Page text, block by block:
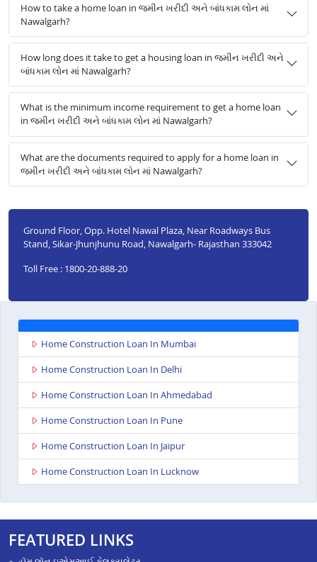
How to take a home loan in જમીન ખરીદી અને બાંધકામ લોન માં
Nawalgarh?
How long does it take to get a housing loan in જમીન ખરીદી અને
બાંધકામ લોન માં Nawalgarh?
What is the minimum income requirement to get a home loan
in જમીન ખરીદી અને બાંધકામ લોન માં Nawalgarh?
What are the documents required to apply for a home loan in
જમીન ખરીદી અને બાંધકામ લોન માં Nawalgarh?
Ground Floor, Opp. Hotel Nawal Plaza, Near Roadways Bus
Stand, Sikar-Jhunjhunu Road, Nawalgarh- Rajasthan 333042
Toll Free : 1800-20-888-20
Home Construction Loan In Mumbai
Home Construction Loan In Delhi
Home Construction Loan In Ahmedabad
Home Construction Loan In Pune
Home Construction Loan In Jaipur
Home Construction Loan In Lucknow
FEATURED LINKS